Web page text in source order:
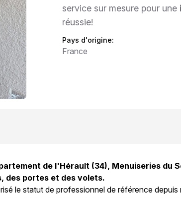
service sur mesure pour une
réussie!
Pays d'origine:
France
de l'Hérault (34), Menuiseries du
des portes et des volets.
le statut de professionnel de référence